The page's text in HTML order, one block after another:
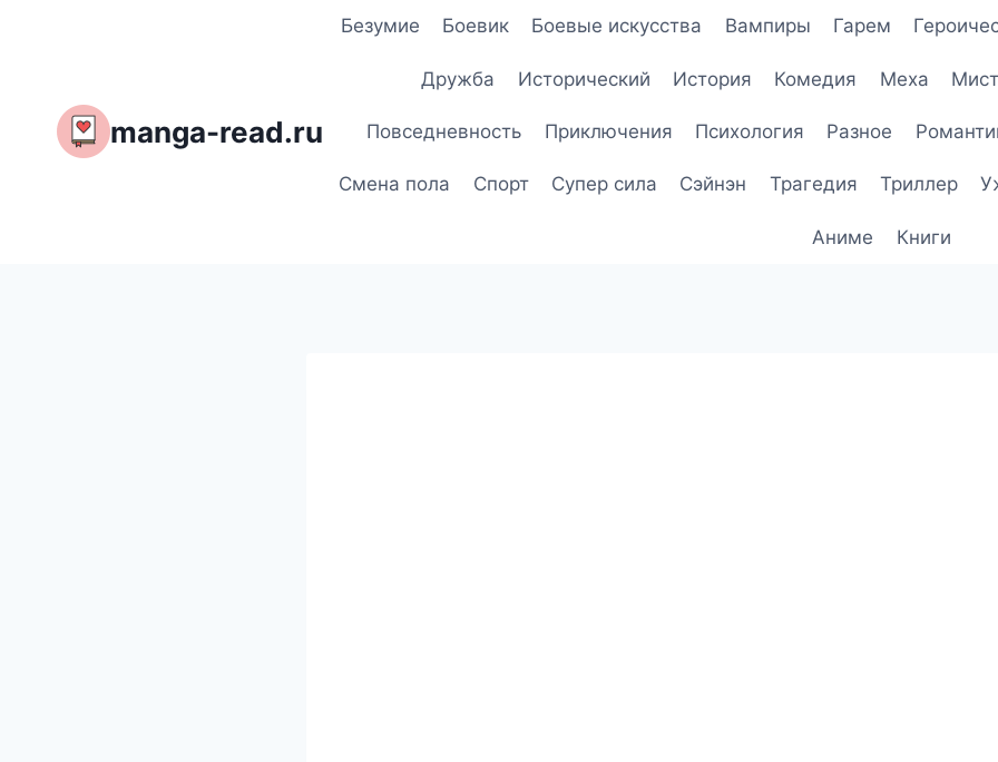
manga-read.ru
Безумие Боевик Боевые искусства Вампиры Гарем
Дружба Исторический История Комедия Меха
Повседневность Приключения Психология Разное
Смена пола Спорт Супер сила Сэйнэн Трагедия Триллер
Аниме Книги